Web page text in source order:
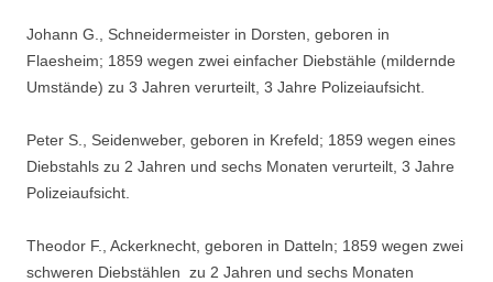
Johann G., Schneidermeister in Dorsten, geboren in
Flaesheim; 1859 wegen zwei einfacher Diebstähle (mildernde
Umstände) zu 3 Jahren verurteilt, 3 Jahre Polizeiaufsicht.
Peter S., Seidenweber, geboren in Krefeld; 1859 wegen eines
Diebstahls zu 2 Jahren und sechs Monaten verurteilt, 3 Jahre
Polizeiaufsicht.
Theodor F., Ackerknecht, geboren in Datteln; 1859 wegen zwei
schweren Diebstählen zu 2 Jahren und sechs Monaten